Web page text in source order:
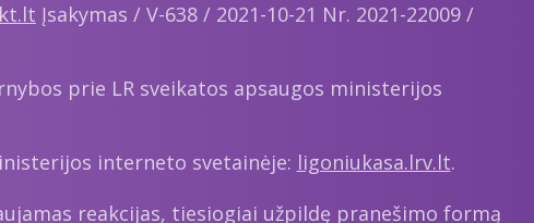
Įsakymas / V-638 / 2021-10-21 Nr. 2021-22009 /
prie LR sveikatos apsaugos ministerijos
interneto svetainėje: ligoniukasa.lrv.lt.
reakcijas, tiesiogiai užpildę pranešimo formą